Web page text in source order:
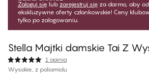
Zaloguj się lub zarejestruj się za darmo, aby
ekskluzywne oferty członkowskie! Ceny
tylko po zalogowaniu.
Stella Majtki damskie Tai Z
1 opinia
Wysokie, z poliamidu